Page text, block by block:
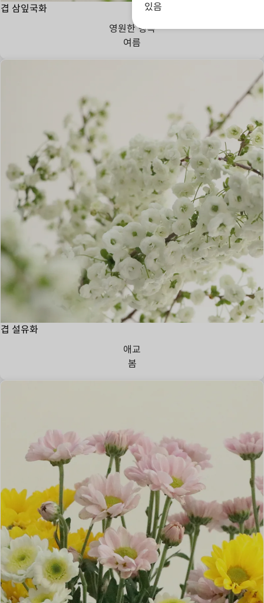
겹 삼잎국화
영원한 행복
여름
겹 설유화
애교
봄
첫사
있음